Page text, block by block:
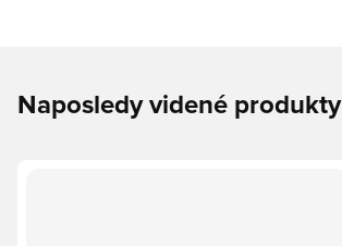
Naposledy videné produkty